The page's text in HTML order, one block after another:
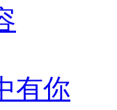
有你